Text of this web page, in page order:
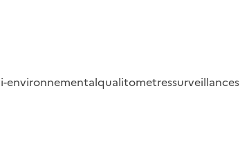
environnementalqualitometressurveillances